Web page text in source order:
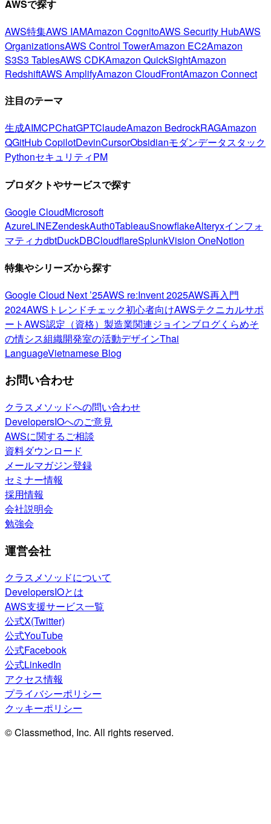
AWSで探す
AWS特集AWS IAMAmazon CognitoAWS Security HubAWS
OrganizationsAWS Control TowerAmazon EC2Amazon
S3S3 TablesAWS CDKAmazon QuickSightAmazon
RedshiftAWS AmplifyAmazon CloudFrontAmazon Connect
注目のテーマ
生成AIMCPChatGPTClaudeAmazon BedrockRAGAmazon
QGitHub CopilotDevinCursorObsidianモダンデータスタック
PythonセキュリティPM
プロダクトやサービスで探す
Google CloudMicrosoft
AzureLINEZendeskAuth0TableauSnowflakeAlteryxインフォ
マティカdbtDuckDBCloudflareSplunkVision OneNotion
特集やシリーズから探す
Google Cloud Next ’25AWS re:Invent 2025AWS再入門
2024AWSトレンドチェック初心者向けAWSテクニカルサポ
ートAWS認定（資格） 製造業関連ジョインブログくらめそ
の情シス組織開発室の活動デザインThai
LanguageVietnamese Blog
お問い合わせ
クラスメソッドへの問い合わせ
DevelopersIOへのご意見
AWSに関するご相談
資料ダウンロード
メールマガジン登録
セミナー情報
採用情報
会社説明会
勉強会
運営会社
クラスメソッドについて
DevelopersIOとは
AWS支援サービス一覧
公式X(Twitter)
公式YouTube
公式Facebook
公式LinkedIn
アクセス情報
プライバシーポリシー
クッキーポリシー
© Classmethod, Inc. All rights reserved.